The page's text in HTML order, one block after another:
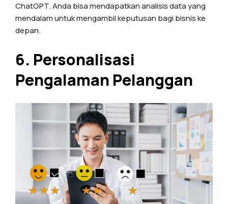
ChatGPT. Anda bisa mendapatkan analisis data yang
mendalam untuk mengambil keputusan bagi bisnis ke
depan.
6. Personalisasi
Pengalaman Pelanggan